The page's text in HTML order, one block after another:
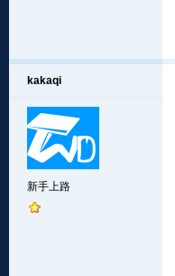
kakaqi
新手上路